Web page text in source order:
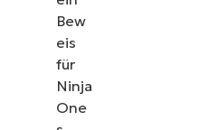
Bew
eis
für
Ninja
One